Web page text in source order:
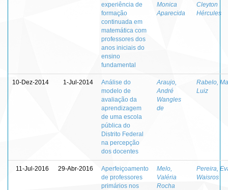
experiência de
formação
continuada em
matemática com
professores dos
anos iniciais do
ensino
fundamental
Monica
Aparecida
Cleyton
Hércules
10-Dez-2014 1-Jul-2014
Análise do
modelo de
avaliação da
aprendizagem
de uma escola
pública do
Distrito Federal
na percepção
dos docentes
Araujo,
André
Wangles
de
Rabelo,
Luiz
11-Jul-2016 29-Abr-2016
Aperfeiçoamento
de professores
primários nos
Melo,
Valéria
Rocha
Pereira,
Waisros